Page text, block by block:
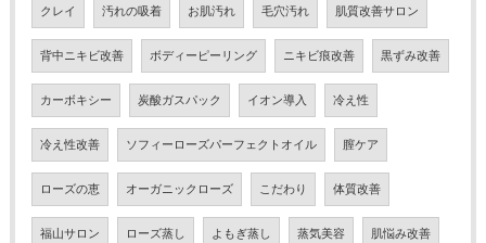
クレイ 汚れの吸着 お肌汚れ 毛穴汚れ 肌質改善サロン
背中ニキビ改善 ボディーピーリング ニキビ痕改善 黒ずみ改善
カーボキシー 炭酸ガスパック イオン導入 冷え性
冷え性改善 ソフィーローズパーフェクトオイル 膣ケア
ローズの恵 オーガニックローズ こだわり 体質改善
福山サロン ローズ蒸し よもぎ蒸し 蒸気美容 肌悩み改善